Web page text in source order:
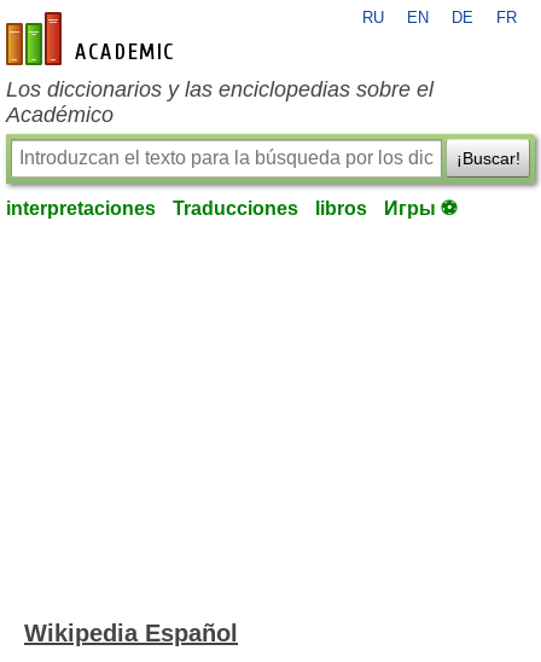
es-academic.com
RU EN DE FR
Los diccionarios y las enciclopedias sobre el
Académico
¡Buscar!
interpretaciones Traducciones libros Игры ⚽
Wikipedia Español